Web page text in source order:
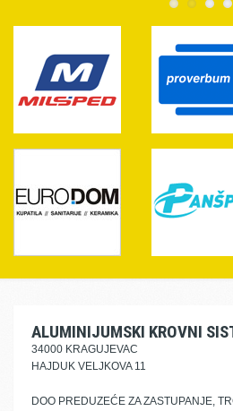
ALUMINIJUMSKI KROVNI
34000 KRAGUJEVAC
HAJDUK VELJKOVA 11
DOO PREDUZEĆE ZA ZASTUPANJE,